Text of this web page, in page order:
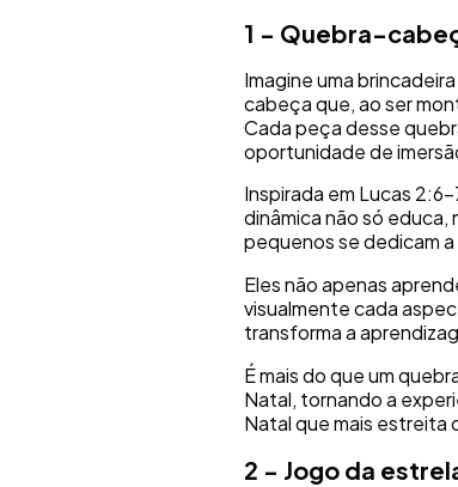
1 - Quebra-
Imagine uma
cabeça que, ao ser
Cada peça desse
oportunidade de
Inspirada em Lucas
dinâmica não só educa,
pequenos se dedicam
Eles não apenas
visualmente cada
transforma a
É mais do que um
Natal, tornando a
Natal que mais estreita
2 - Jogo da